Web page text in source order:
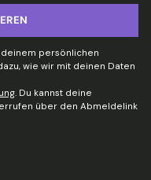
persönlichen
wie wir mit deinen Daten
. Du kannst deine
über den Abmeldelink